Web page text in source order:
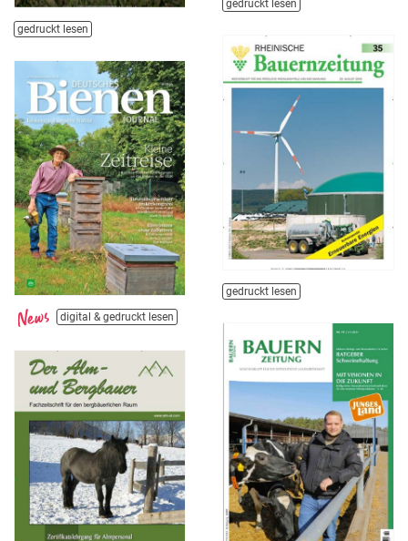
gedruckt lesen
gedruckt lesen
gedruckt lesen
digital & gedruckt lesen